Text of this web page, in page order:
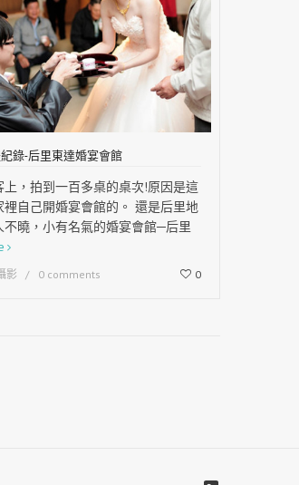
錄-后里東達婚宴會館
上，拍到一百多桌的桌次!原因是這
裡自己開婚宴會館的。 還是后里地
不曉，小有名氣的婚宴會館─后里
影 0 comments 0